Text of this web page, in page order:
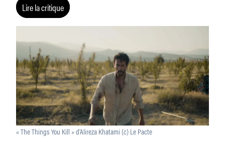
Lire la critique
« The Things You Kill » d’Alireza Khatami (c) Le Pacte